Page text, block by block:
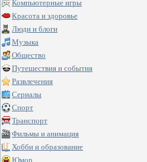
Компьютерные игры
Красота и здоровье
Люди и блоги
Музыка
Общество
Путешествия и события
Развлечения
Сериалы
Спорт
Транспорт
Фильмы и анимация
Хобби и образование
Юмор